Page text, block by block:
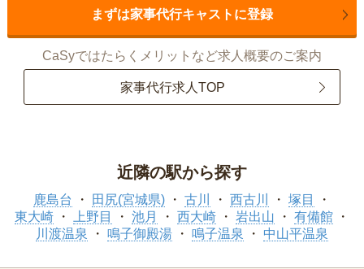
まずは家事代行キャストに登録
CaSyではたらくメリットなど求人概要のご案内
家事代行求人TOP
近隣の駅から探す
鹿島台 田尻(宮城県) 古川 西古川
塚目
東大崎
上野目 池月 西大崎 岩出山
有備館
川渡温泉
鳴子御殿湯 鳴子温泉 中山平温泉